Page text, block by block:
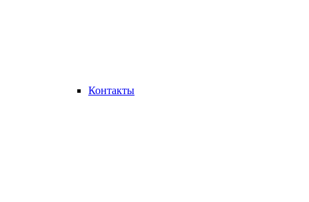
Контакты